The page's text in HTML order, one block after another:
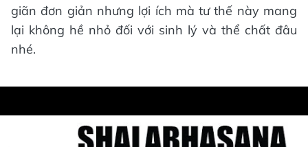
giãn đơn giản nhưng lợi ích mà tư thế này mang
lại không hề nhỏ đối với sinh lý và thể chất đâu
nhé.